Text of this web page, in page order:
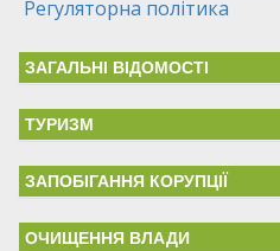
Регуляторна політика
ЗАГАЛЬНІ ВІДОМОСТІ
ТУРИЗМ
ЗАПОБІГАННЯ КОРУПЦІЇ
ОЧИЩЕННЯ ВЛАДИ